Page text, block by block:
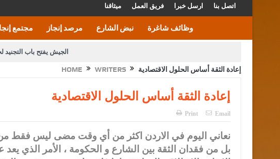
ميثاقنا فريق العمل ارسل خبرا اتصل بنا
مجتمع مرصد إنجاز نبض الشارع وظائف شاغرة
الجيش يفتح باب التجنيد
الأمن يتلف 16 مليون حبة كبتاجون و1480 كغم مواد مخدرة
القاضي يلتقي رؤساء تحرير الصحف اليومية
الملك يتلقى اتصالا هاتفيا من العاهل البحريني
HOME WRITERS إعادة الثقة أساس الحلول الاقتصادية
إعادة الثقة أساس الحلول الاقتصادية
Print Email
نعاني اليوم في الاردن اكثر من أي وقت مضى ليس فقط
بل من فقدان الثقة بين الشارع و الحكومة ، الأمر الذي يعد